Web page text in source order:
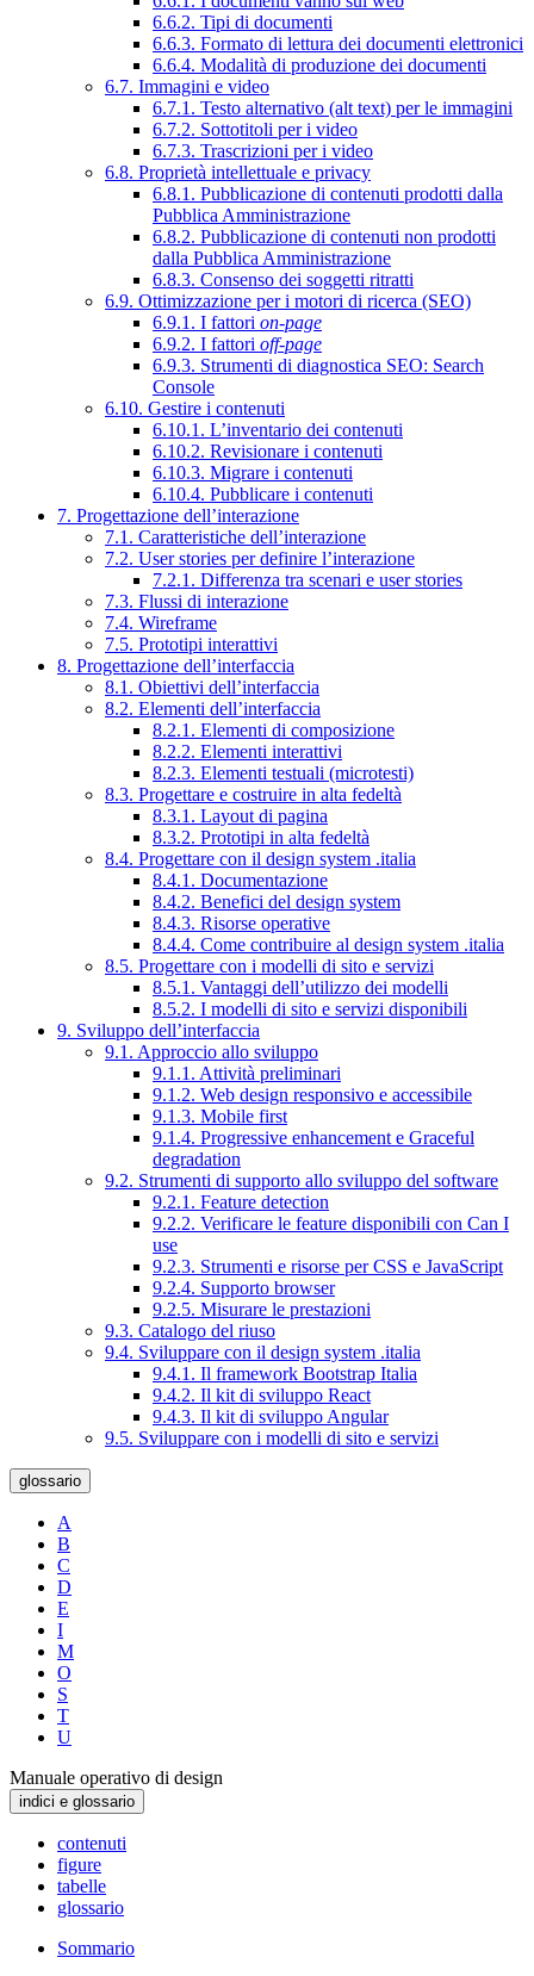
6.6.2. Tipi di documenti
6.6.3. Formato di lettura dei documenti elettronici
6.6.4. Modalità di produzione dei documenti
6.7. Immagini e video
6.7.1. Testo alternativo (alt text) per le immagini
6.7.2. Sottotitoli per i video
6.7.3. Trascrizioni per i video
6.8. Proprietà intellettuale e privacy
6.8.1. Pubblicazione di contenuti prodotti dalla
Pubblica Amministrazione
6.8.2. Pubblicazione di contenuti non prodotti
dalla Pubblica Amministrazione
6.8.3. Consenso dei soggetti ritratti
6.9. Ottimizzazione per i motori di ricerca (SEO)
6.9.1. I fattori on-page
6.9.2. I fattori off-page
6.9.3. Strumenti di diagnostica SEO: Search
Console
6.10. Gestire i contenuti
6.10.1. L’inventario dei contenuti
6.10.2. Revisionare i contenuti
6.10.3. Migrare i contenuti
6.10.4. Pubblicare i contenuti
7. Progettazione dell’interazione
7.1. Caratteristiche dell’interazione
7.2. User stories per definire l’interazione
7.2.1. Differenza tra scenari e user stories
7.3. Flussi di interazione
7.4. Wireframe
7.5. Prototipi interattivi
8. Progettazione dell’interfaccia
8.1. Obiettivi dell’interfaccia
8.2. Elementi dell’interfaccia
8.2.1. Elementi di composizione
8.2.2. Elementi interattivi
8.2.3. Elementi testuali (microtesti)
8.3. Progettare e costruire in alta fedeltà
8.3.1. Layout di pagina
8.3.2. Prototipi in alta fedeltà
8.4. Progettare con il design system .italia
8.4.1. Documentazione
8.4.2. Benefici del design system
8.4.3. Risorse operative
8.4.4. Come contribuire al design system .italia
8.5. Progettare con i modelli di sito e servizi
8.5.1. Vantaggi dell’utilizzo dei modelli
8.5.2. I modelli di sito e servizi disponibili
9. Sviluppo dell’interfaccia
9.1. Approccio allo sviluppo
9.1.1. Attività preliminari
9.1.2. Web design responsivo e accessibile
9.1.3. Mobile first
9.1.4. Progressive enhancement e Graceful
degradation
9.2. Strumenti di supporto allo sviluppo del software
9.2.1. Feature detection
9.2.2. Verificare le feature disponibili con Can I
use
9.2.3. Strumenti e risorse per CSS e JavaScript
9.2.4. Supporto browser
9.2.5. Misurare le prestazioni
9.3. Catalogo del riuso
9.4. Sviluppare con il design system .italia
9.4.1. Il framework Bootstrap Italia
9.4.2. Il kit di sviluppo React
9.4.3. Il kit di sviluppo Angular
9.5. Sviluppare con i modelli di sito e servizi
glossario
A
B
C
D
E
I
M
O
S
T
U
Manuale operativo di design
indici e glossario
contenuti
figure
tabelle
glossario
Sommario